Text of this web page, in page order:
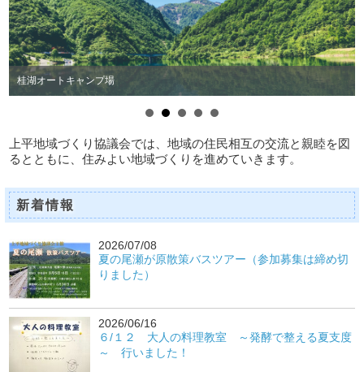
桂湖オートキャンプ場
上平地域づくり協議会では、地域の住民相互の交流と親睦を図
るとともに、住みよい地域づくりを進めていきます。
新着情報
2026/07/08
夏の尾瀬が原散策バスツアー（参加募集は締め切
りました）
2026/06/16
６/１２ 大人の料理教室 ～発酵で整える夏支度
～ 行いました！